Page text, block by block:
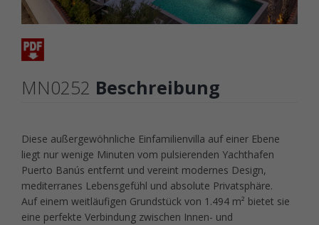
MN0252 Beschreibung
Diese außergewöhnliche Einfamilienvilla auf einer Ebene
liegt nur wenige Minuten vom pulsierenden Yachthafen
Puerto Banús entfernt und vereint modernes Design,
mediterranes Lebensgefühl und absolute Privatsphäre.
Auf einem weitläufigen Grundstück von 1.494 m² bietet sie
eine perfekte Verbindung zwischen Innen- und